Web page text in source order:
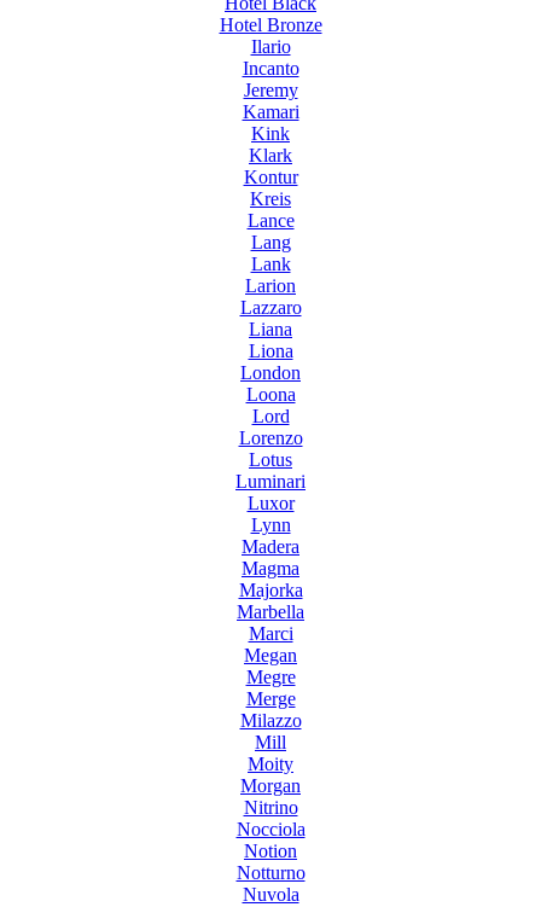
Hotel Bronze
Ilario
Incanto
Jeremy
Kamari
Kink
Klark
Kontur
Kreis
Lance
Lang
Lank
Larion
Lazzaro
Liana
Liona
London
Loona
Lord
Lorenzo
Lotus
Luminari
Luxor
Lynn
Madera
Magma
Majorka
Marbella
Marci
Megan
Megre
Merge
Milazzo
Mill
Moity
Morgan
Nitrino
Nocciola
Notion
Notturno
Nuvola